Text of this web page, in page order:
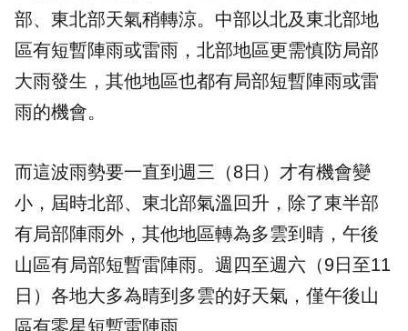
部、東北部天氣稍轉涼。中部以北及東北部地
區有短暫陣雨或雷雨，北部地區更需慎防局部
大雨發生，其他地區也都有局部短暫陣雨或雷
雨的機會。
而這波雨勢要一直到週三（8日）才有機會變
小，屆時北部、東北部氣溫回升，除了東半部
有局部陣雨外，其他地區轉為多雲到晴，午後
山區有局部短暫雷陣雨。週四至週六（9日至11
日）各地大多為晴到多雲的好天氣，僅午後山
區有零星短暫雷陣雨。